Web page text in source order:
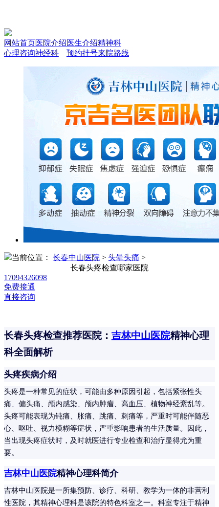
网站首页医院介绍医生介绍精神科
心理咨询神经科 预约挂号来院路线
当前位置： 长春中山医院 > 头晕头痛 >
长春头疼检查哪家医院
17094326098
免费接通
直接咨询
长春头疼检查推荐医院： 吉林中山医院精神心理
科全面解析
头疼疾病介绍
头疼是一种常见的症状，可能由多种原因引起，包括紧张性头
痛、偏头痛、颅内感染、颅内肿瘤、高血压、植物神经紊乱等。
头疼可能表现为钝痛、胀痛、跳痛、刺痛等，严重时可能伴随恶
心、呕吐、视力模糊等症状，严重影响患者的生活质量。因此，
当出现头疼症状时，及时就医进行专业检查和治疗显得尤为重
要。
吉林中山医院精神心理科简介
吉林中山医院是一所集预防、诊疗、科研、教学为一体的非营利
性医院，其精神心理科是该院的特色科室之一。科室专注于精神